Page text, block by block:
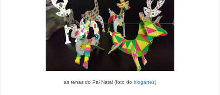
as renas do Pai Natal (foto do blogartes)